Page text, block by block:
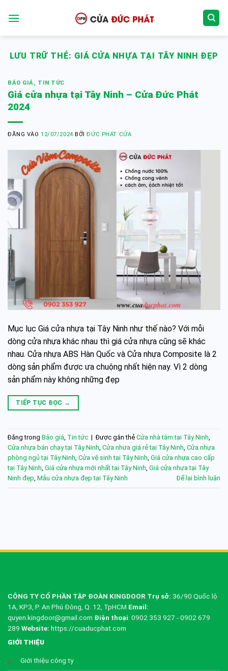
qua
LƯU TRỮ THẺ: GIÁ CỬA NHỰA TẠI TÂY NINH ĐẸP
BÁO GIÁ, TIN TỨC
Giá cửa nhựa tại Tây Ninh – Cửa Đức Phát
2024
ĐĂNG VÀO12/07/2024 BỞIĐỨC PHÁT CỬA
Mục lục Giá cửa nhựa tại Tây Ninh như thế nào? Với mỗi
dòng cửa nhựa khác nhau thì giá cửa nhựa cũng sẽ khác
nhau. Cửa nhựa ABS Hàn Quốc và Cửa nhựa Composite là 2
dòng sản phẩm được ưa chuộng nhất hiện nay. Vì 2 dòng
sản phẩm này không những đẹp
TIẾP TỤC ĐỌC →
Đăng trong Báo giá Tin tức | Được gắn thẻ Cửa nhà tắm tại Tây Ninh
Cửa nhựa bán chạy tại Tây Ninh Cửa nhưa giá rẻ tại Tây Ninh Cửa nhựa
phòng ngủ tại Tây Ninh Cửa vệ sinh tại Tây Ninh Giá cửa nhựa cao cấp
tại Tây Ninh Giá cửa nhựa mới nhất tại Tây Ninh Giá cửa nhựa tại Tây
Ninh đẹp Mẫu cửa nhựa đẹp tại Tây Ninh Để lại bình luận
CÔNG TY CỔ PHẦN TẬP ĐOÀN KINGDOOR Trụ sở: 36/90 Quốc lộ
1A, KP3, P. An Phú Đông, Q. 12, TpHCM Email:
quyen.kingdoor@gmail.com Điện thoại: 0902 353 927 - 0902 679
289 Website: https://cuaducphat.com
GIỚI THIỆU
Giới thiệu công ty